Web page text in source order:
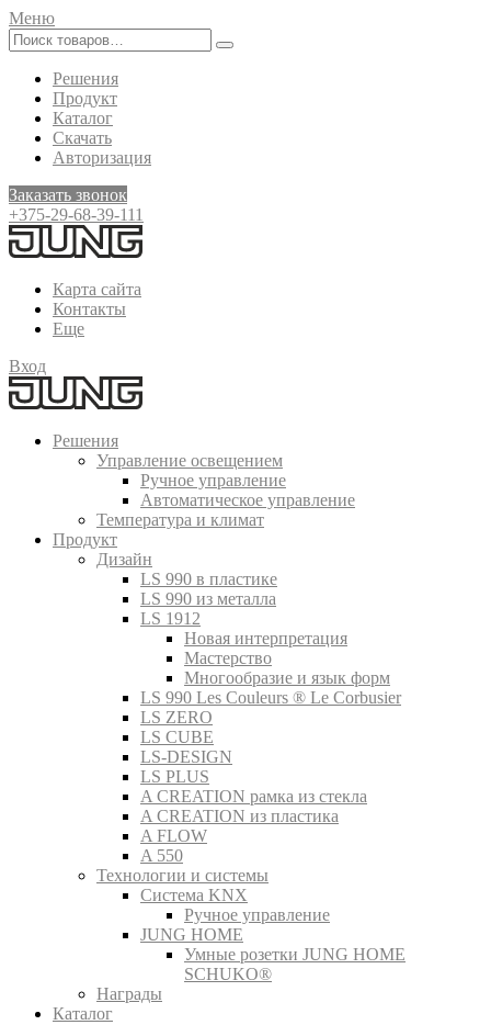
Меню
Решения
Продукт
Каталог
Скачать
Авторизация
Заказать звонок
+375-29-68-39-111
Карта сайта
Контакты
Еще
Вход
Решения
Управление освещением
Ручное управление
Автоматическое управление
Температура и климат
Продукт
Дизайн
LS 990 в пластике
LS 990 из металла
LS 1912
Новая интерпретация
Мастерство
Многообразие и язык форм
LS 990 Les Couleurs ® Le Corbusier
LS ZERO
LS CUBE
LS-DESIGN
LS PLUS
A CREATION рамка из стекла
A CREATION из пластика
A FLOW
A 550
Технологии и системы
Система KNX
Ручное управление
JUNG HOME
Умные розетки JUNG HOME
SCHUKO®
Награды
Каталог